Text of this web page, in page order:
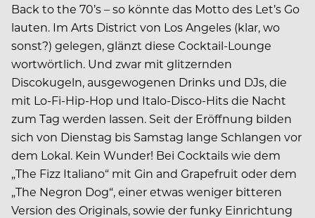
Back to the 70’s – so könnte das Motto des Let’s Go
lauten. Im Arts District von Los Angeles (klar, wo
sonst?) gelegen, glänzt diese Cocktail-Lounge
wortwörtlich. Und zwar mit glitzernden
Discokugeln, ausgewogenen Drinks und DJs, die
mit Lo-Fi-Hip-Hop und Italo-Disco-Hits die Nacht
zum Tag werden lassen. Seit der Eröffnung bilden
sich von Dienstag bis Samstag lange Schlangen vor
dem Lokal. Kein Wunder! Bei Cocktails wie dem
„The Fizz Italiano“ mit Gin and Grapefruit oder dem
„The Negron Dog“, einer etwas weniger bitteren
Version des Originals, sowie der funky Einrichtung